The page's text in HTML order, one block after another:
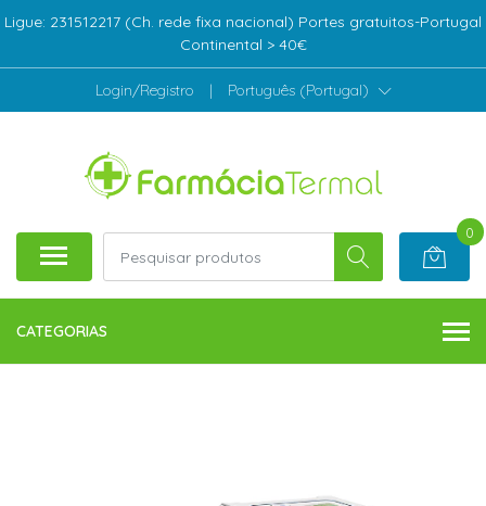
Ligue: 231512217 (Ch. rede fixa nacional) Portes gratuitos-Portugal
Continental > 40€
Login/Registro | Português (Portugal)
0
CATEGORIAS